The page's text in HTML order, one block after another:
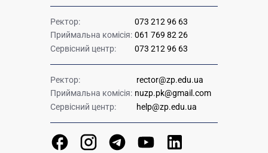
Ректор:
073 212 96 63
Приймальна комісія: 061 769 82 26
Сервісний центр:
073 212 96 63
Ректор:
rector@zp.edu.ua
Приймальна комісія: nuzp.pk@gmail.com
Сервісний центр:
help@zp.edu.ua